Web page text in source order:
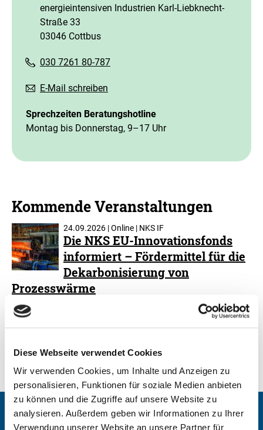
Diese Webseite verwendet Cookies
Wir verwenden Cookies, um Inhalte und Anzeigen zu
personalisieren, Funktionen für soziale Medien anbieten
zu können und die Zugriffe auf unsere Website zu
analysieren. Außerdem geben wir Informationen zu Ihrer
Verwendung unserer Website an unsere Partner für
energieintensiven Industrien Karl-Liebknecht-
Straße 33
03046 Cottbus
030 7261 80-787
E-Mail schreiben
Sprechzeiten Beratungshotline
Montag bis Donnerstag, 9–17 Uhr
Kommende Veranstaltungen
24.09.2026 | Online | NKS IF
Die NKS EU-Innovationsfonds
informiert – Fördermittel für die
Dekarbonisierung von
Prozesswärme
Alles zur Heat Auction 2026: Informieren Sie sich über die
Teilnahmevoraussetzungen und ein praxisnahes Web-
News zum EU-Innovationsfonds